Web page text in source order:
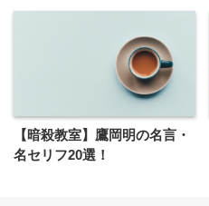
【暗殺教室】鷹岡明の名言・
名セリフ20選！